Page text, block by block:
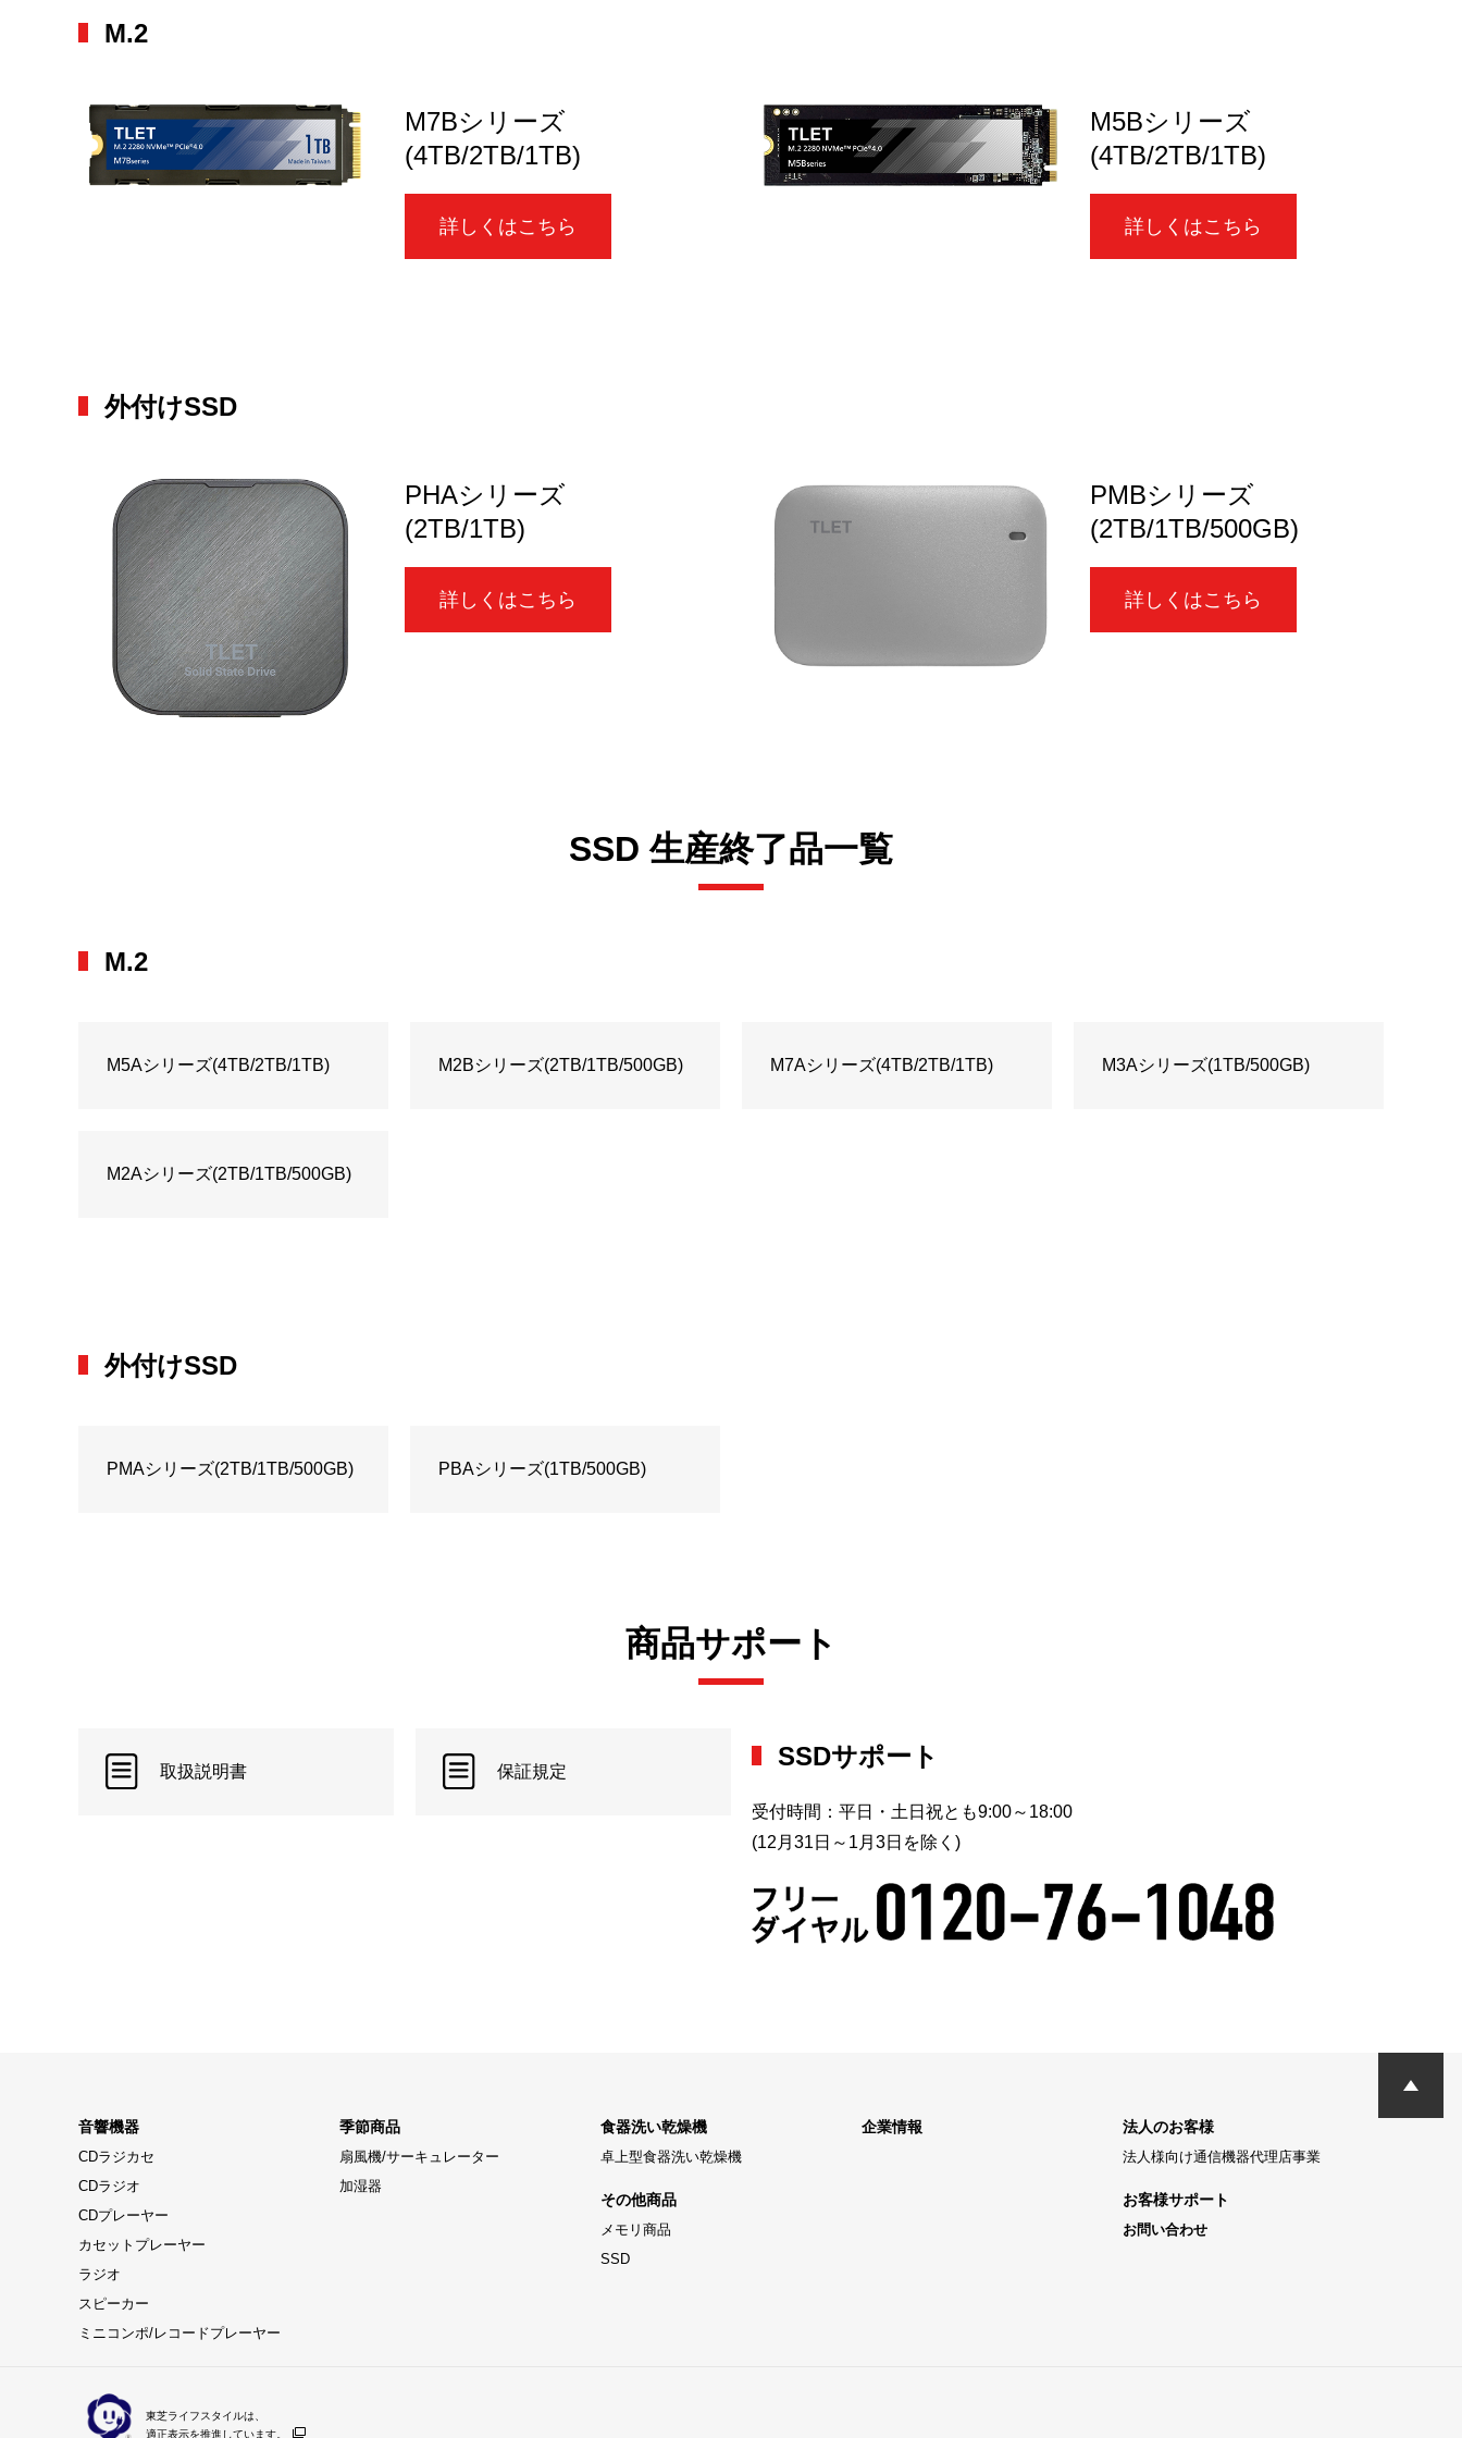
M.2
M7Bシリーズ
(4TB/2TB/1TB)
詳しくはこちら
M5Bシリーズ
(4TB/2TB/1TB)
詳しくはこちら
外付けSSD
PHAシリーズ
(2TB/1TB)
詳しくはこちら
PMBシリーズ
(2TB/1TB/500GB)
詳しくはこちら
SSD 生産終了品一覧
M.2
M5Aシリーズ(4TB/2TB/1TB) M2Bシリーズ(2TB/1TB/500GB) M7Aシリーズ(4TB/2TB/1TB) M3Aシリーズ(1TB/500GB)
M2Aシリーズ(2TB/1TB/500GB)
外付けSSD
PMAシリーズ(2TB/1TB/500GB) PBAシリーズ(1TB/500GB)
商品サポート
取扱説明書 保証規定
SSDサポート
受付時間：平日・土日祝とも9:00～18:00
(12月31日～1月3日を除く)
音響機器
CDラジカセ
CDラジオ
CDプレーヤー
カセットプレーヤー
ラジオ
スピーカー
ミニコンポ/レコードプレーヤー
季節商品
扇風機/サーキュレーター
加湿器
食器洗い乾燥機
卓上型食器洗い乾燥機
その他商品
メモリ商品
SSD
企業情報 法人のお客様
法人様向け通信機器代理店事業
お客様サポート
お問い合わせ
東芝ライフスタイルは、
適正表示を推進しています。